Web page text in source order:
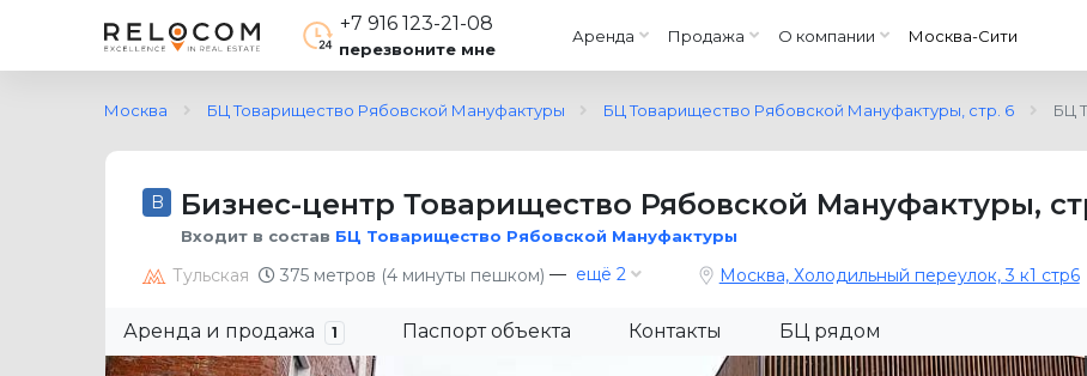
+7 916 123-21-08
перезвоните мне
Аренда Продажа О компании Москва-Сити
Москва БЦ Товарищество Рябовской Мануфактуры БЦ Товарищество Рябовской Мануфактуры, стр. 6 БЦ
B Бизнес-центр Товарищество Рябовской Мануфактуры,
Входит в состав БЦ Товарищество Рябовской Мануфактуры
Тульская 375 метров (4 минуты пешком) — ещё 2 Москва, Холодильный переулок, 3 к1 стр6
Аренда и продажа 1 Паспорт объекта Контакты БЦ рядом